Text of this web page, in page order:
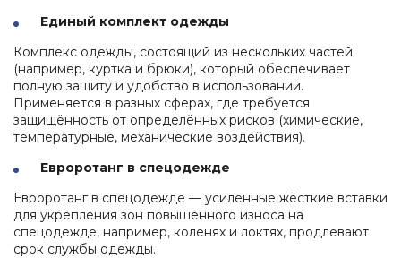
Единый комплект одежды
Комплекс одежды, состоящий из нескольких частей
(например, куртка и брюки), который обеспечивает
полную защиту и удобство в использовании.
Применяется в разных сферах, где требуется
защищённость от определённых рисков (химические,
температурные, механические воздействия).
Евроротанг в спецодежде
Евроротанг в спецодежде — усиленные жёсткие вставки
для укрепления зон повышенного износа на
спецодежде, например, коленях и локтях, продлевают
срок службы одежды.